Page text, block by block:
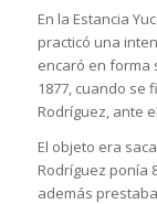
En la Estancia
practicó una
encaró en forma
1877, cuando se
Rodríguez, ante
El objeto era
Rodríguez ponía
además